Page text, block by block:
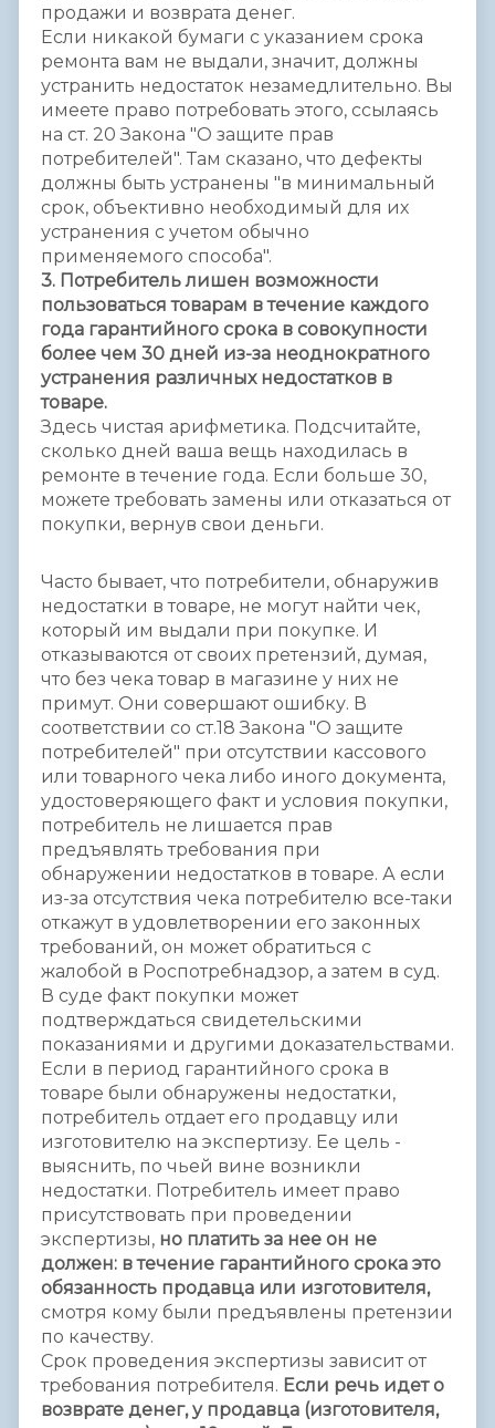
продажи и возврата денег.
Если никакой бумаги с указанием срока
ремонта вам не выдали, значит, должны
устранить недостаток незамедлительно. Вы
имеете право потребовать этого, ссылаясь
на ст. 20 Закона "О защите прав
потребителей". Там сказано, что дефекты
должны быть устранены "в минимальный
срок, объективно необходимый для их
устранения с учетом обычно
применяемого способа".
3. Потребитель лишен возможности
пользоваться товарам в течение каждого
года гарантийного срока в совокупности
более чем 30 дней из-за неоднократного
устранения различных недостатков в
товаре.
Здесь чистая арифметика. Подсчитайте,
сколько дней ваша вещь находилась в
ремонте в течение года. Если больше 30,
можете требовать замены или отказаться от
покупки, вернув свои деньги.
Часто бывает, что потребители, обнаружив
недостатки в товаре, не могут найти чек,
который им выдали при покупке. И
отказываются от своих претензий, думая,
что без чека товар в магазине у них не
примут. Они совершают ошибку. В
соответствии со ст.18 Закона "О защите
потребителей" при отсутствии кассового
или товарного чека либо иного документа,
удостоверяющего факт и условия покупки,
потребитель не лишается прав
предъявлять требования при
обнаружении недостатков в товаре. А если
из-за отсутствия чека потребителю все-таки
откажут в удовлетворении его законных
требований, он может обратиться с
жалобой в Роспотребнадзор, а затем в суд.
В суде факт покупки может
подтверждаться свидетельскими
показаниями и другими доказательствами.
Если в период гарантийного срока в
товаре были обнаружены недостатки,
потребитель отдает его продавцу или
изготовителю на экспертизу. Ее цель -
выяснить, по чьей вине возникли
недостатки. Потребитель имеет право
присутствовать при проведении
экспертизы, но платить за нее он не
должен: в течение гарантийного срока это
обязанность продавца или изготовителя,
смотря кому были предъявлены претензии
по качеству.
Срок проведения экспертизы зависит от
требования потребителя. Если речь идет о
возврате денег, у продавца (изготовителя,